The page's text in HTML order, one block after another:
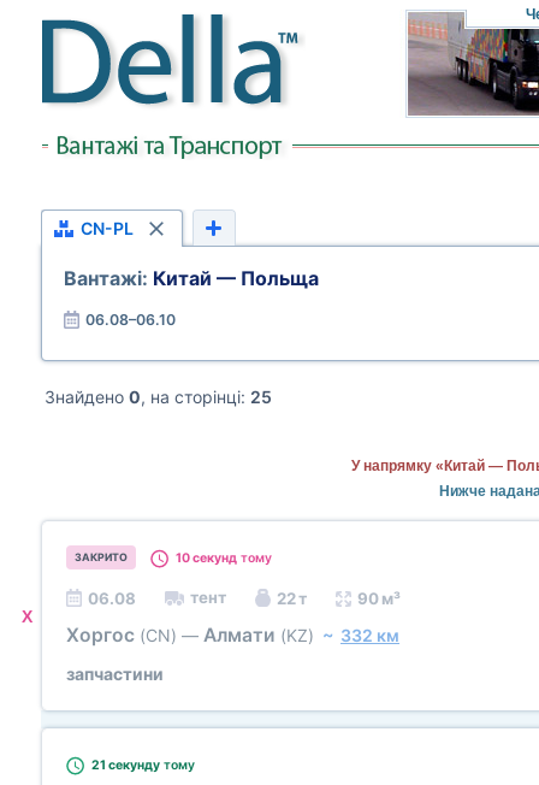
CN-PL
Вантажі: Китай — Польща
06.08–06.10
Знайдено 0, на сторінці: 25
У напрямку «Китай —
Нижче
X
ЗАКРИТО 10 секунд тому
06.08 тент 22 т 90 м³
Хоргос (CN) — Алмати (KZ) ~ 332 км
запчастини
21 секунду тому